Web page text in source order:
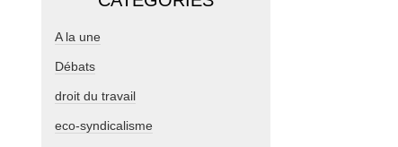
A la une
Débats
droit du travail
eco-syndicalisme